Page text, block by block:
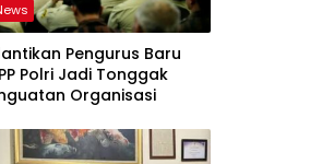
Pengurus Baru
Polri Jadi Tonggak
Organisasi